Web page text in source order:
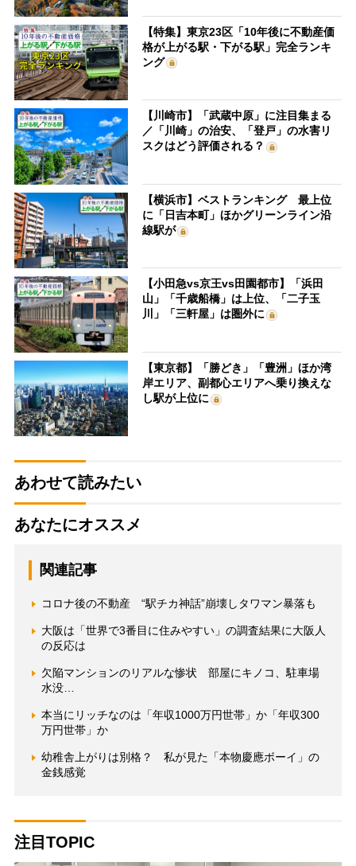
【特集】東京23区「10年後に不動産価
格が上がる駅・下がる駅」完全ランキ
ング
【川崎市】「武蔵中原」に注目集まる
／「川崎」の治安、「登戸」の水害リ
スクはどう評価される？
【横浜市】ベストランキング 最上位
に「日吉本町」ほかグリーンライン沿
線駅が
【小田急vs京王vs田園都市】「浜田
山」「千歳船橋」は上位、「二子玉
川」「三軒屋」は圏外に
【東京都】「勝どき」「豊洲」ほか湾
岸エリア、副都心エリアへ乗り換えな
し駅が上位に
あわせて読みたい
あなたにオススメ
関連記事
コロナ後の不動産 “駅チカ神話”崩壊しタワマン暴落も
大阪は「世界で3番目に住みやすい」の調査結果に大阪人
の反応は
欠陥マンションのリアルな惨状 部屋にキノコ、駐車場
水没…
本当にリッチなのは「年収1000万円世帯」か「年収300
万円世帯」か
幼稚舎上がりは別格？ 私が見た「本物慶應ボーイ」の
金銭感覚
注目TOPIC